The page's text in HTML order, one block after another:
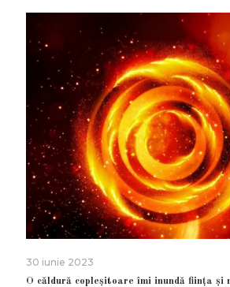
30 iunie 2023
O căldură copleșitoare îmi inundă ființa și